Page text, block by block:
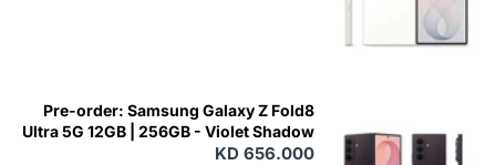
Pre-order: Samsung Galaxy Z Fold8
Ultra 5G 12GB | 256GB - Violet Shadow
KD 656.000